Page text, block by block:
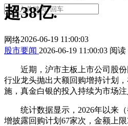
超38亿.
网络2026-06-19 11:00:03
股市要闻 2026-06-19 11:00:03 阅读
近期，沪市主板上市公司股份
行业龙头抛出大额回购增持计划
施，真金白银的投入持续为市场注
统计数据显示，2026年以来（
增披露回购计划67家次，金额上